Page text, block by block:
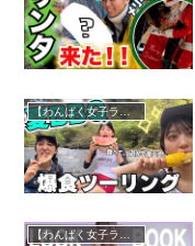
【わんぱく女子ライダー】瑠衣チャンネル
【わんぱく女子ライダー】瑠衣チャンネル